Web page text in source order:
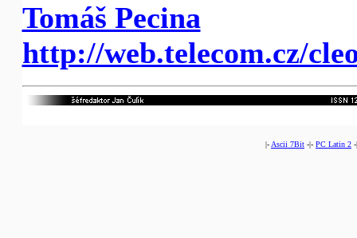
Tomáš Pecina
http://web.telecom.cz/
|- Ascii 7Bit -|- PC Latin 2